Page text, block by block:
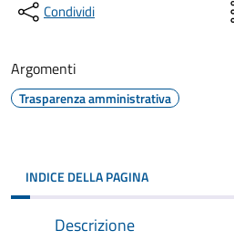
Condividi
Argomenti
Trasparenza amministrativa
INDICE DELLA PAGINA
Descrizione